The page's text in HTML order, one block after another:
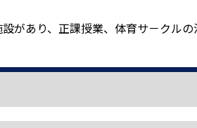
があり、正課授業、体育サ－クルの